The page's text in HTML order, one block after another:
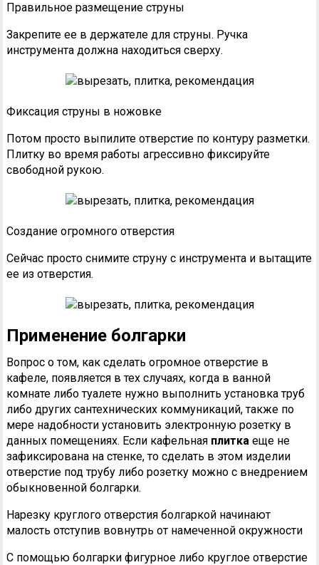
Правильное размещение струны
Закрепите ее в держателе для струны. Ручка
инструмента должна находиться сверху.
Фиксация струны в ножовке
Потом просто выпилите отверстие по контуру разметки.
Плитку во время работы агрессивно фиксируйте
свободной рукою.
Создание огромного отверстия
Сейчас просто снимите струну с инструмента и вытащите
ее из отверстия.
Применение болгарки
Вопрос о том, как сделать огромное отверстие в
кафеле, появляется в тех случаях, когда в ванной
комнате либо туалете нужно выполнить установка труб
либо других сантехнических коммуникаций, также по
мере надобности установить электронную розетку в
данных помещениях. Если кафельная плитка еще не
зафиксирована на стенке, то сделать в этом изделии
отверстие под трубу либо розетку можно с внедрением
обыкновенной болгарки.
Нарезку круглого отверстия болгаркой начинают
малость отступив вовнутрь от намеченной окружности
С помощью болгарки фигурное либо круглое отверстие